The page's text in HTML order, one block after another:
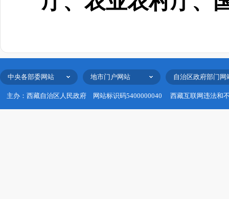
中央各部委网站 地市门户网站 自治区政府部门网
主办：西藏自治区人民政府 网站标识码5400000040 西藏互联网违法和